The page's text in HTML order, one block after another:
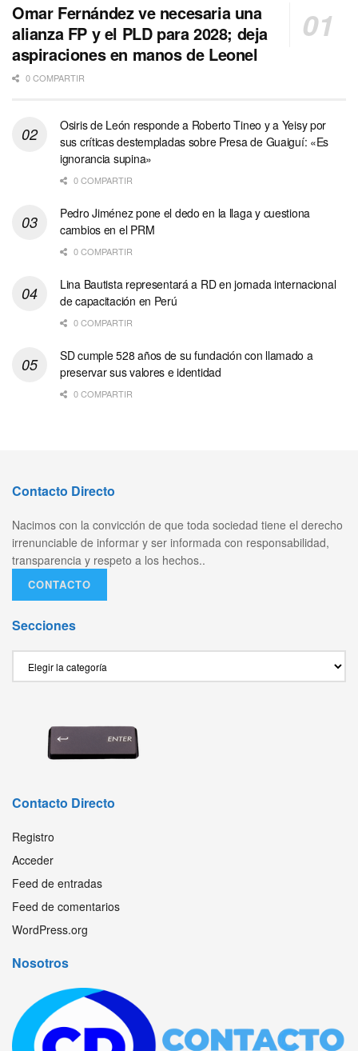
Omar Fernández ve necesaria una
alianza FP y el PLD para 2028; deja
aspiraciones en manos de Leonel
0 COMPARTIR
Osiris de León responde a Roberto Tineo y a Yeisy por
sus críticas destempladas sobre Presa de Guaiguí: «Es
ignorancia supina»
0 COMPARTIR
Pedro Jiménez pone el dedo en la llaga y cuestiona
cambios en el PRM
0 COMPARTIR
Lina Bautista representará a RD en jornada internacional
de capacitación en Perú
0 COMPARTIR
SD cumple 528 años de su fundación con llamado a
preservar sus valores e identidad
0 COMPARTIR
Contacto Directo
Nacimos con la convicción de que toda sociedad tiene el derecho
irrenunciable de informar y ser informada con responsabilidad,
transparencia y respeto a los hechos..
CONTACTO
Secciones
Contacto Directo
Registro
Acceder
Feed de entradas
Feed de comentarios
WordPress.org
Nosotros